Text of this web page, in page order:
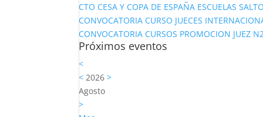
CTO CESA Y COPA DE ESPAÑA ESCUELAS
CONVOCATORIA CURSO JUECES
CONVOCATORIA CURSOS PROMOCION JUEZ
Próximos eventos
<
< 2026>
Agosto
>